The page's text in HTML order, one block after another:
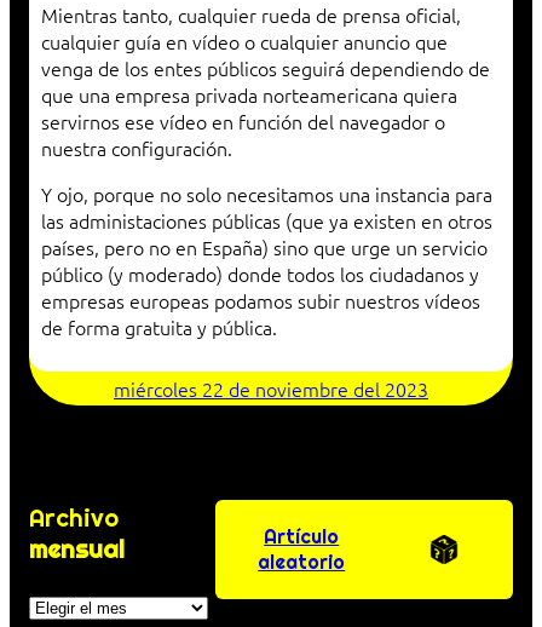
Mientras tanto, cualquier rueda de prensa oficial,
cualquier guía en vídeo o cualquier anuncio que
venga de los entes públicos seguirá dependiendo de
que una empresa privada norteamericana quiera
servirnos ese vídeo en función del navegador o
nuestra configuración.
Y ojo, porque no solo necesitamos una instancia para
las administaciones públicas (que ya existen en otros
países, pero no en España) sino que urge un servicio
público (y moderado) donde todos los ciudadanos y
empresas europeas podamos subir nuestros vídeos
de forma gratuita y pública.
miércoles 22 de noviembre del 2023
Archivo
mensual
Archivos
Artículo
aleatorio